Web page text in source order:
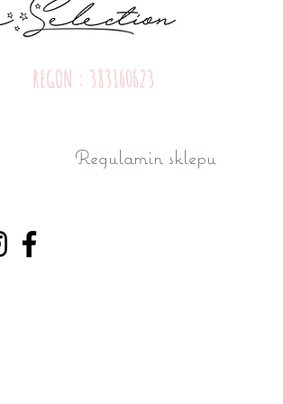
REGON : 383160623
Regulamin sklepu